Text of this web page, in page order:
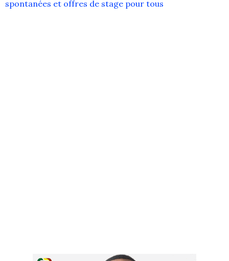
spontanées et offres de stage pour tous